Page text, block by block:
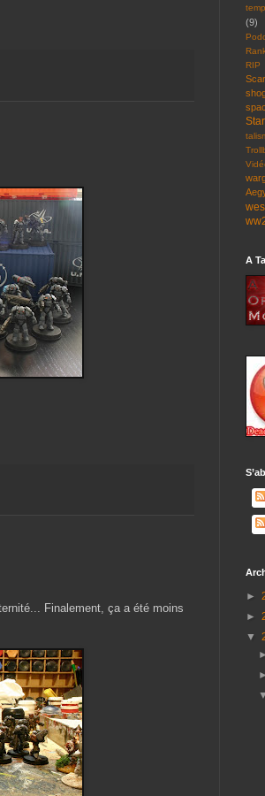
Finalement, ça a été moins
(9)
RIP
A
►
►
▼